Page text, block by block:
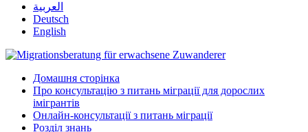
العربية
Deutsch
English
Домашня сторінка
Про консультацію з питань міграції для дорослих
імігрантів
Онлайн-консультації з питань міграції
Розділ знань